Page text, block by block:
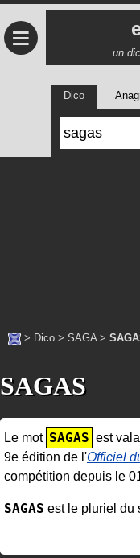
≡ un
Dico
> Dico > SAGA>
SAGAS
Le mot SAGAS est
9e édition de l'Officiel
compétition depuis le
SAGAS est le pluriel du